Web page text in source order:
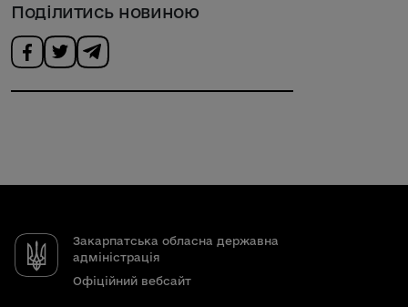
Поділитись новиною
Закарпатська обласна державна
адміністрація
Офіційний вебсайт